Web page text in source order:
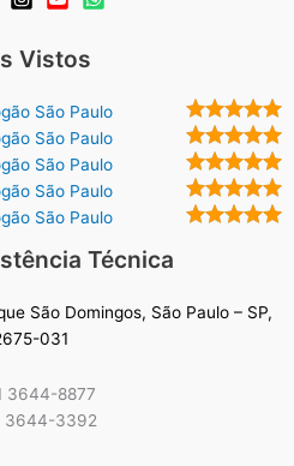
Vistos
São Paulo
São Paulo
São Paulo
São Paulo
São Paulo
Técnica
São Domingos, São Paulo – SP,
031
3644-8877
3644-3392